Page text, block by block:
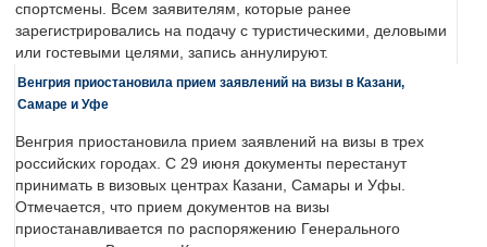
спортсмены. Всем заявителям, которые ранее
зарегистрировались на подачу с туристическими, деловыми
или гостевыми целями, запись аннулируют.
Венгрия приостановила прием заявлений на визы в Казани,
Самаре и Уфе
Венгрия приостановила прием заявлений на визы в трех
российских городах. С 29 июня документы перестанут
принимать в визовых центрах Казани, Самары и Уфы.
Отмечается, что прием документов на визы
приостанавливается по распоряжению Генерального